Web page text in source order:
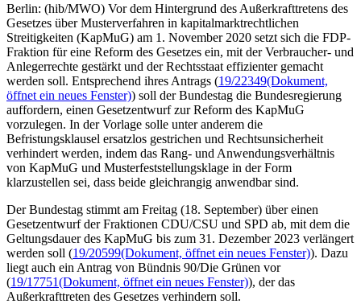
Berlin: (hib/MWO) Vor dem Hintergrund des Außerkrafttretens des
Gesetzes über Musterverfahren in kapitalmarktrechtlichen
Streitigkeiten (KapMuG) am 1. November 2020 setzt sich die FDP-
Fraktion für eine Reform des Gesetzes ein, mit der Verbraucher- und
Anlegerrechte gestärkt und der Rechtsstaat effizienter gemacht
werden soll. Entsprechend ihres Antrags (19/22349(Dokument,
öffnet ein neues Fenster)) soll der Bundestag die Bundesregierung
auffordern, einen Gesetzentwurf zur Reform des KapMuG
vorzulegen. In der Vorlage solle unter anderem die
Befristungsklausel ersatzlos gestrichen und Rechtsunsicherheit
verhindert werden, indem das Rang- und Anwendungsverhältnis
von KapMuG und Musterfeststellungsklage in der Form
klarzustellen sei, dass beide gleichrangig anwendbar sind.
Der Bundestag stimmt am Freitag (18. September) über einen
Gesetzentwurf der Fraktionen CDU/CSU und SPD ab, mit dem die
Geltungsdauer des KapMuG bis zum 31. Dezember 2023 verlängert
werden soll (19/20599(Dokument, öffnet ein neues Fenster)). Dazu
liegt auch ein Antrag von Bündnis 90/Die Grünen vor
(19/17751(Dokument, öffnet ein neues Fenster)), der das
Außerkrafttreten des Gesetzes verhindern soll.